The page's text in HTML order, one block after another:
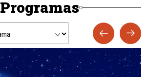
Programas